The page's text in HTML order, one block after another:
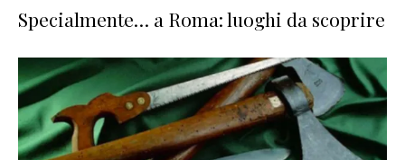
Specialmente… a Roma: luoghi da scoprire